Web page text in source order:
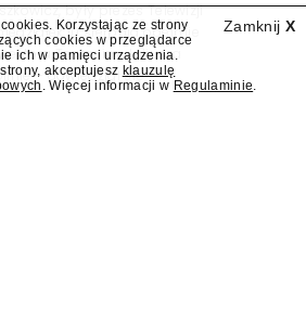
były prezes Telewizji
10 sierpnia obejmie
Teatru im. Juliusza
– dowiedział się
Zamknij X
Korzystając ze strony
cookies w przeglądarce
ich w pamięci urządzenia.
akceptujesz klauzulę
. Więcej informacji w Regulaminie.